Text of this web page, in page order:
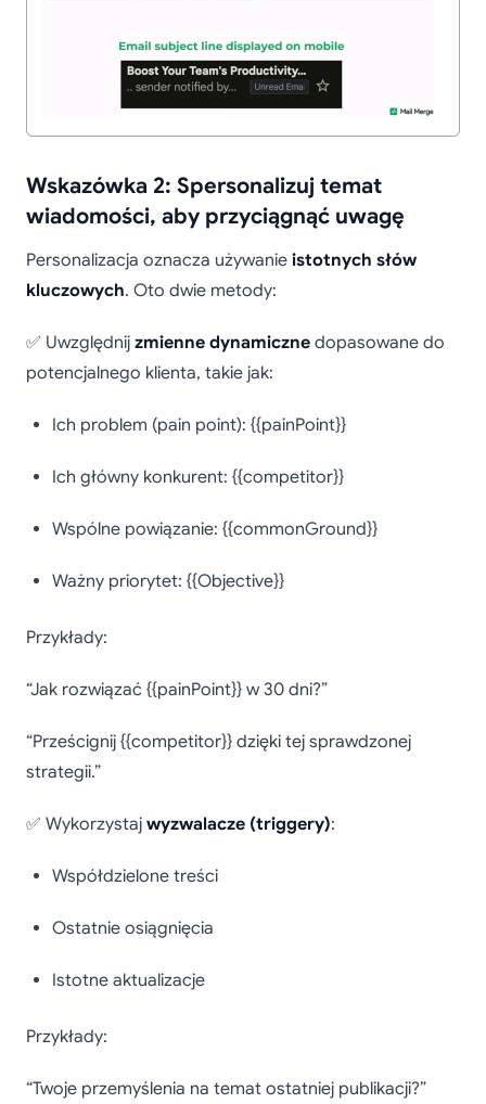
Wskazówka 2: Spersonalizuj temat
wiadomości, aby przyciągnąć uwagę
Personalizacja oznacza używanie istotnych słów
kluczowych. Oto dwie metody:
✅ Uwzględnij zmienne dynamiczne dopasowane do
potencjalnego klienta, takie jak:
Ich problem (pain point): {{painPoint}}
Ich główny konkurent: {{competitor}}
Wspólne powiązanie: {{commonGround}}
Ważny priorytet: {{Objective}}
Przykłady:
“Jak rozwiązać {{painPoint}} w 30 dni?”
“Prześcignij {{competitor}} dzięki tej sprawdzonej
strategii.”
✅ Wykorzystaj wyzwalacze (triggery):
Współdzielone treści
Ostatnie osiągnięcia
Istotne aktualizacje
Przykłady:
“Twoje przemyślenia na temat ostatniej publikacji?”